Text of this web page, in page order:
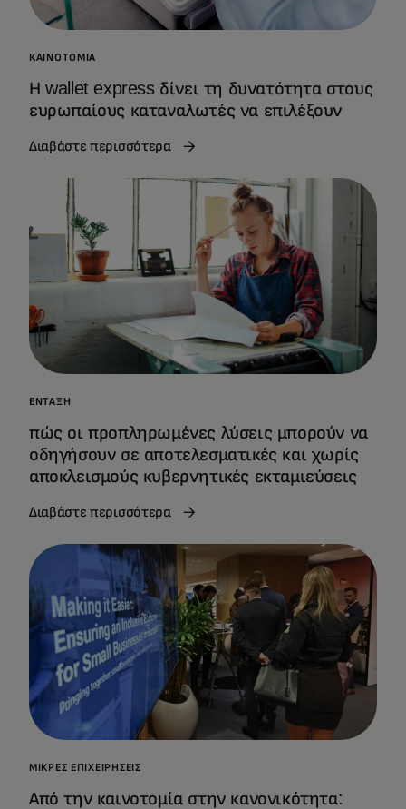
ΚΑΙΝΟΤΟΜΊΑ
Η wallet express δίνει τη δυνατότητα στους
ευρωπαίους καταναλωτές να επιλέξουν
Διαβάστε περισσότερα
ΈΝΤΑΞΗ
πώς οι προπληρωμένες λύσεις μπορούν να
οδηγήσουν σε αποτελεσματικές και χωρίς
αποκλεισμούς κυβερνητικές εκταμιεύσεις
Διαβάστε περισσότερα
ΜΙΚΡΈΣ ΕΠΙΧΕΙΡΉΣΕΙΣ
Από την καινοτομία στην κανονικότητα: